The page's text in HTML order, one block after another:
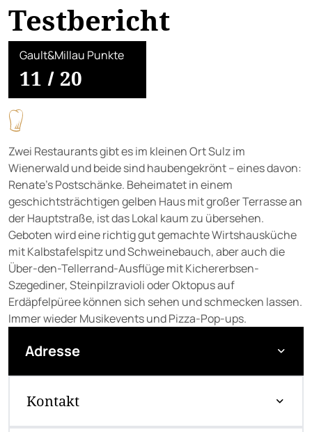
Testbericht
Gault&Millau Punkte
11 / 20
Zwei Restaurants gibt es im kleinen Ort Sulz im
Wienerwald und beide sind haubengekrönt – eines davon:
Renate’s Postschänke. Beheimatet in einem
geschichtsträchtigen gelben Haus mit großer Terrasse an
der Hauptstraße, ist das Lokal kaum zu übersehen.
Geboten wird eine richtig gut gemachte Wirtshausküche
mit Kalbstafelspitz und Schweinebauch, aber auch die
Über-den-Tellerrand-Ausflüge mit Kichererbsen-
Szegediner, Steinpilzravioli oder Oktopus auf
Erdäpfelpüree können sich sehen und schmecken lassen.
Immer wieder Musikevents und Pizza-Pop-ups.
Adresse
Kontakt